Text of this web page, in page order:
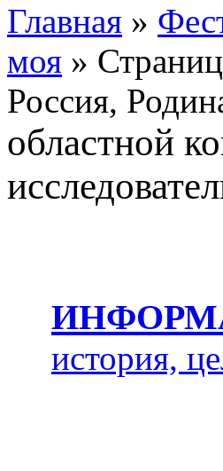
Главная »
моя »
Россия,
областной
история,